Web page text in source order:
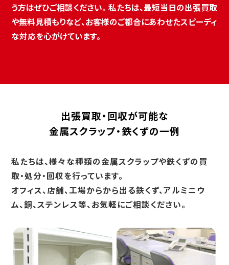
う方はぜひご相談ください。 私たちは、最短当日の出張買取
や無料見積もりなど、お客様のご都合にあわせたスピーディ
な対応を心がけています。
出張買取・回収が可能な
金属スクラップ・鉄くずの一例
私たちは、様々な種類の金属スクラップや鉄くずの買
取・処分・回収を行っています。
オフィス、店舗、工場からから出る鉄くず、アルミニウ
ム、銅、ステンレス等、お気軽にご相談ください。